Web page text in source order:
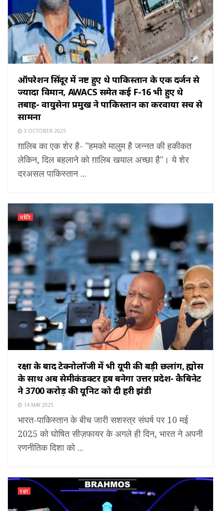
ऑपरेशन सिंदूर में नष्ट हुए थे पाकिस्तान के एक दर्जन से
ज्यादा विमान, AWACS समेत कई F-16 भी हुए थे
तबाह- वायुसेना प्रमुख ने पाकिस्तान का करवाया सच से
सामना
3 OCTOBER 2025
ग़ालिब का एक शेर है- "हमको मालुम है जन्नत की हकीकत
लेकिन, दिल बहलाने को ग़ालिब खयाल अच्छा है"। ये शेर
दरअसल पाकिस्तान ...
चर्चित
रक्षा के बाद टेक्नोलॉजी में भी यूपी की बड़ी छलांग, ब्रह्मोस
के साथ अब सेमीकंडक्टर हब बनेगा उत्तर प्रदेश- कैबिनेट
ने 3700 करोड़ की यूनिट को दी हरी झंडी
14 MAY 2025
भारत-पाकिस्तान के बीच जारी सशस्त्र संघर्ष पर 10 मई
2025 को घोषित सीज़फायर के अगले ही दिन, भारत ने अपनी
रणनीतिक दिशा को ...
रक्षा